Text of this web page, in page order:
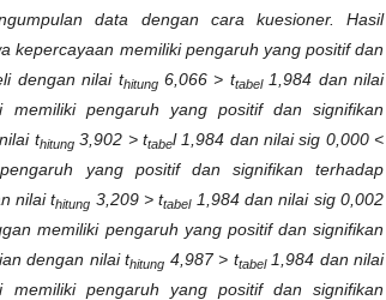
data dengan cara kuesioner. Hasil
kepercayaan memiliki pengaruh yang positif dan
dengan nilai thitung6,066 > ttabel1,984 dan nilai
pengaruh yang positif dan signifikan
thitung3,902 > ttabel 1,984 dan nilai sig 0,000 <
yang positif dan signifikan terhadap
nilai thitung 3,209 > ttabel1,984 dan nilai sig 0,002
memiliki pengaruh yang positif dan signifikan
dengan nilai thitung 4,987 > ttabel1,984 dan nilai
pengaruh yang positif dan signifikan